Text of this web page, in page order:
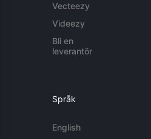
Vecteezy
Videezy
Bli en
leverantör
Språk
English